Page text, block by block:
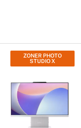
ZONER PHOTO
STUDIO X